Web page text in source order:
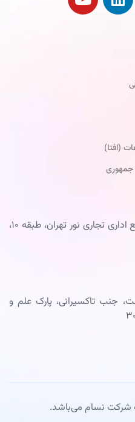
(افتا)
جمهوری
دفتر تهران: میدان ولیعصر، مجتمع اداری تجاری نور تهران، طبقه ۱۰،
جنب تاکسیرانی، پارک علم و
شرکت نسام می‌باشد.